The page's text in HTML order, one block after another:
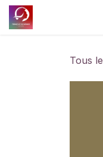
Se rendre au contenu
Tous